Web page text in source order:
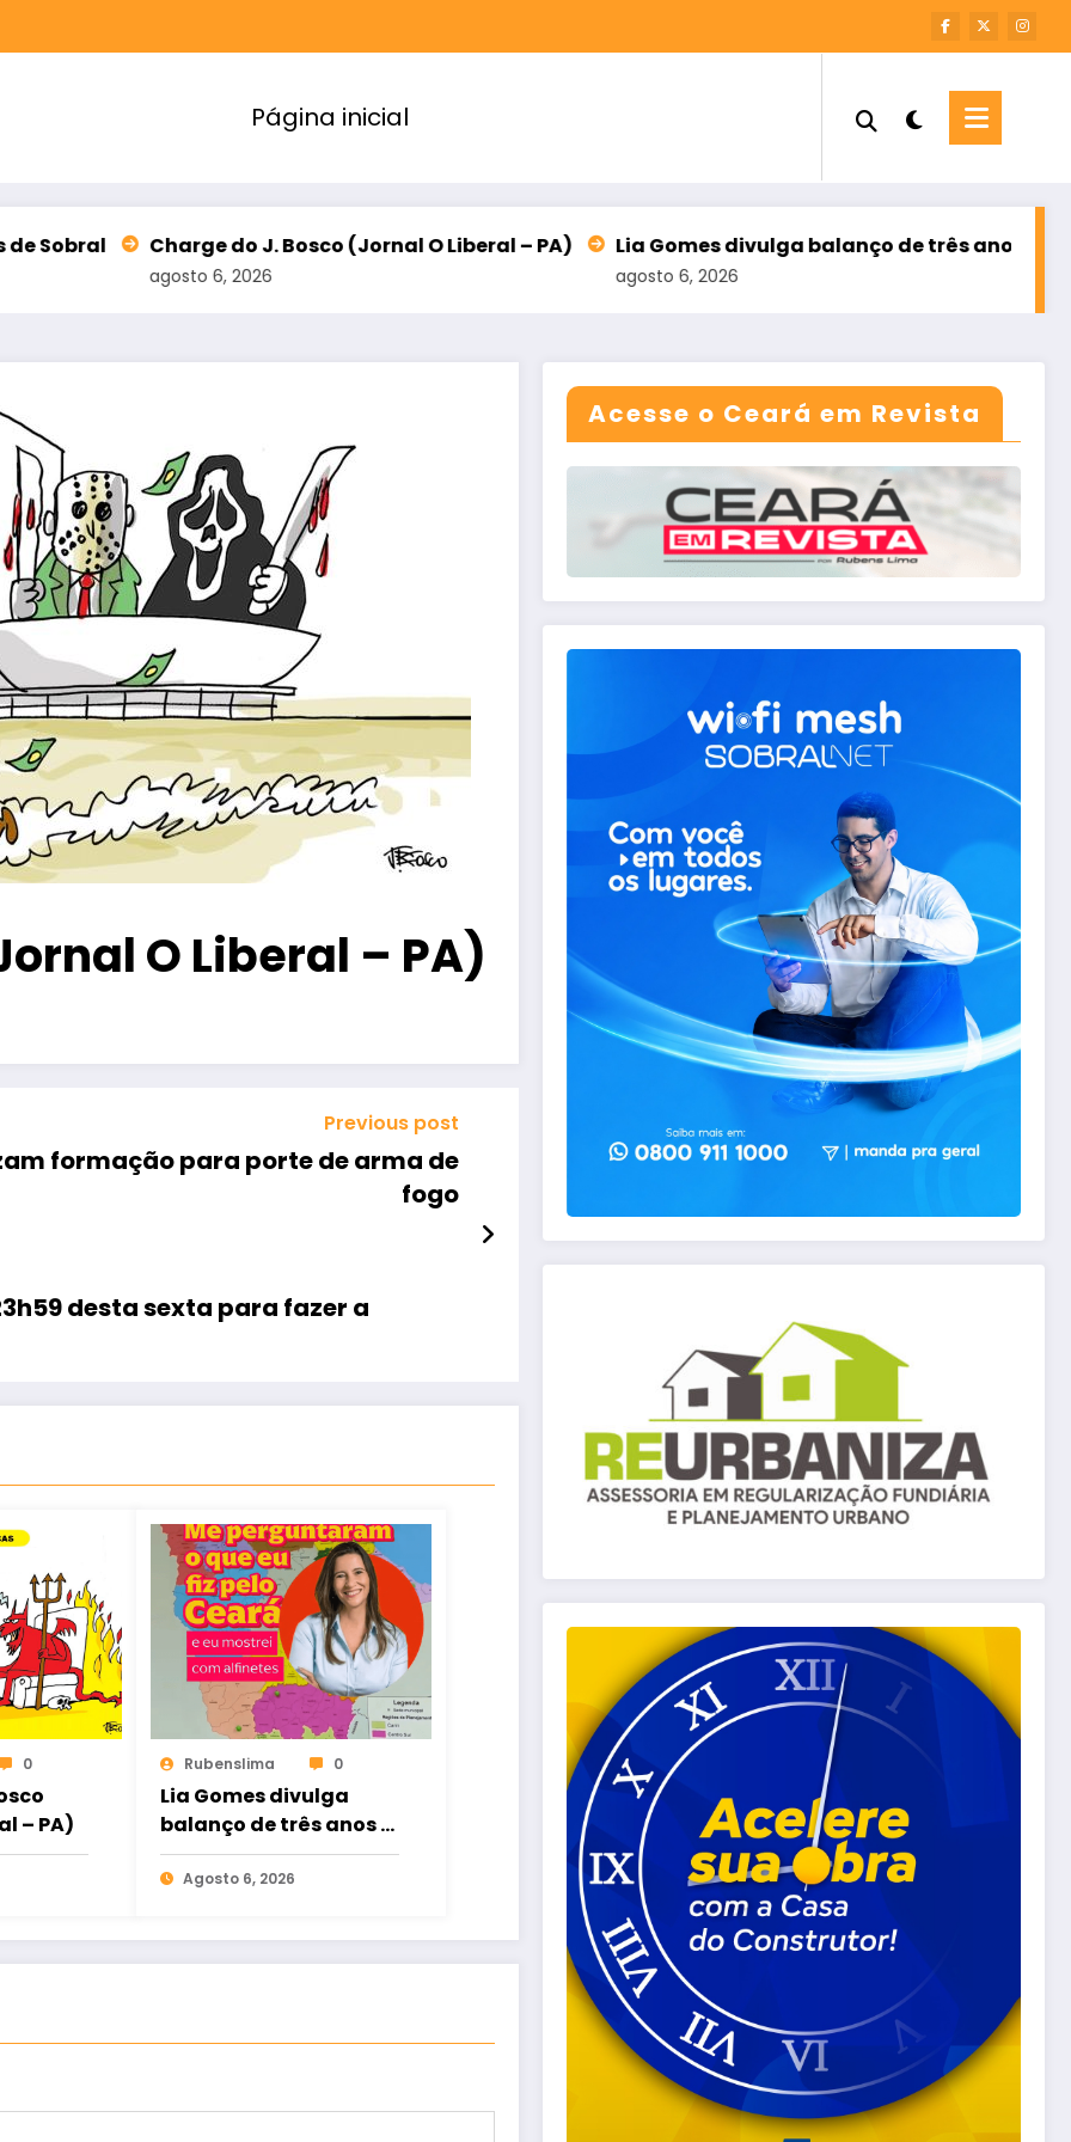
Página inicial
do J. Bosco (Jornal O Liberal – PA) Lia Gomes divulga balanço de três anos e meio de mandato
O Liberal – PA)
Previous post
formação para porte de arma de
fogo
desta sexta para fazer a
0
– PA)
Rubenslima 0
Lia Gomes divulga
balanço de três anos e
meio de mandato com
foco na defesa das
Agosto 6, 2026
Acesse o Ceará em Revista